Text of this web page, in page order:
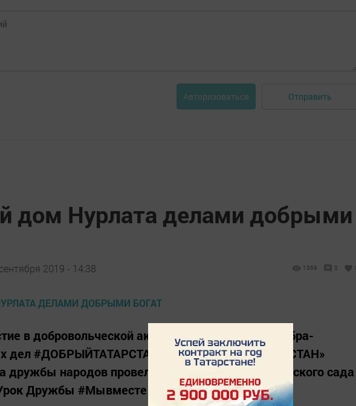
Авторизоваться Отправить
дом Нурлата делами добрыми
2019 - 14:38 1369 0
в добровольческой акции «Осенняя неделя добра-
дел #ДОБРЫЙТАТАРСТАН #МӘРХӘМӘТЛЕТАТАРСТАН»
дружбы народов провели для воспитанников детского сада
Дружбы #Мывместе #Безбергә.